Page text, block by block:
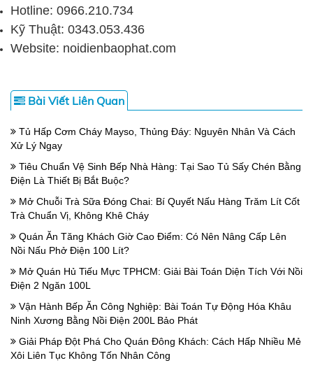
Hotline: 0966.210.734
Kỹ Thuật: 0343.053.436
Website: noidienbaophat.com
Bài Viết Liên Quan
Tủ Hấp Cơm Cháy Mayso, Thủng Đáy: Nguyên Nhân Và Cách
Xử Lý Ngay
Tiêu Chuẩn Vệ Sinh Bếp Nhà Hàng: Tại Sao Tủ Sấy Chén Bằng
Điện Là Thiết Bị Bắt Buộc?
Mở Chuỗi Trà Sữa Đóng Chai: Bí Quyết Nấu Hàng Trăm Lít Cốt
Trà Chuẩn Vị, Không Khê Cháy
Quán Ăn Tăng Khách Giờ Cao Điểm: Có Nên Nâng Cấp Lên
Nồi Nấu Phở Điện 100 Lít?
Mở Quán Hủ Tiếu Mực TPHCM: Giải Bài Toán Diện Tích Với Nồi
Điện 2 Ngăn 100L
Vận Hành Bếp Ăn Công Nghiệp: Bài Toán Tự Động Hóa Khâu
Ninh Xương Bằng Nồi Điện 200L Bảo Phát
Giải Pháp Đột Phá Cho Quán Đông Khách: Cách Hấp Nhiều Mẻ
Xôi Liên Tục Không Tốn Nhân Công